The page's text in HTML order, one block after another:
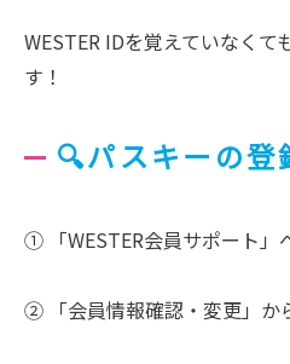
WESTER IDを覚えていなくて
す！
🔍パスキーの登
① 「WESTER会員サポート」
② 「会員情報確認・変更」 か